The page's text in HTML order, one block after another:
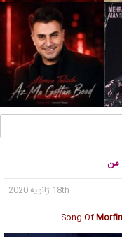
18th ژانویه 2020
Song Of